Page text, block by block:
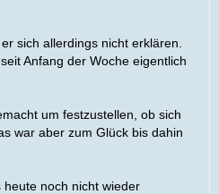
sich allerdings nicht erklären.
Anfang der Woche eigentlich
um festzustellen, ob sich
war aber zum Glück bis dahin
noch nicht wieder